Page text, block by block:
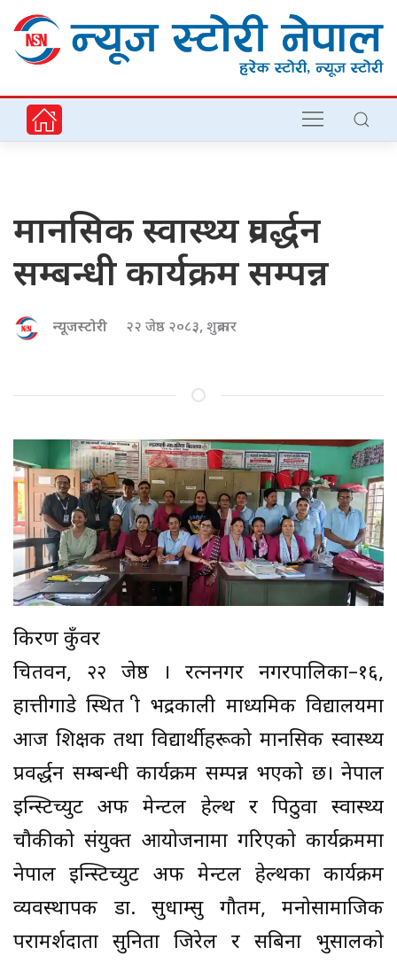
मानसिक स्वास्थ्य प्रवर्द्धन
सम्बन्धी कार्यक्रम सम्पन्न
न्यूजस्टोरी २२ जेष्ठ २०८३, शुक्रबार
किरण कुँवर
चितवन, २२ जेष्ठ । रत्ननगर नगरपालिका–१६,
हात्तीगाडे स्थित श्री भद्रकाली माध्यमिक विद्यालयमा
आज शिक्षक तथा विद्यार्थीहरूको मानसिक स्वास्थ्य
प्रवर्द्धन सम्बन्धी कार्यक्रम सम्पन्न भएको छ। नेपाल
इन्स्टिच्युट अफ मेन्टल हेल्थ र पिठुवा स्वास्थ्य
चौकीको संयुक्त आयोजनामा गरिएको कार्यक्रममा
नेपाल इन्स्टिच्युट अफ मेन्टल हेल्थका कार्यक्रम
व्यवस्थापक डा. सुधाम्सु गौतम, मनोसामाजिक
परामर्शदाता सुनिता जिरेल र सबिना भुसालको